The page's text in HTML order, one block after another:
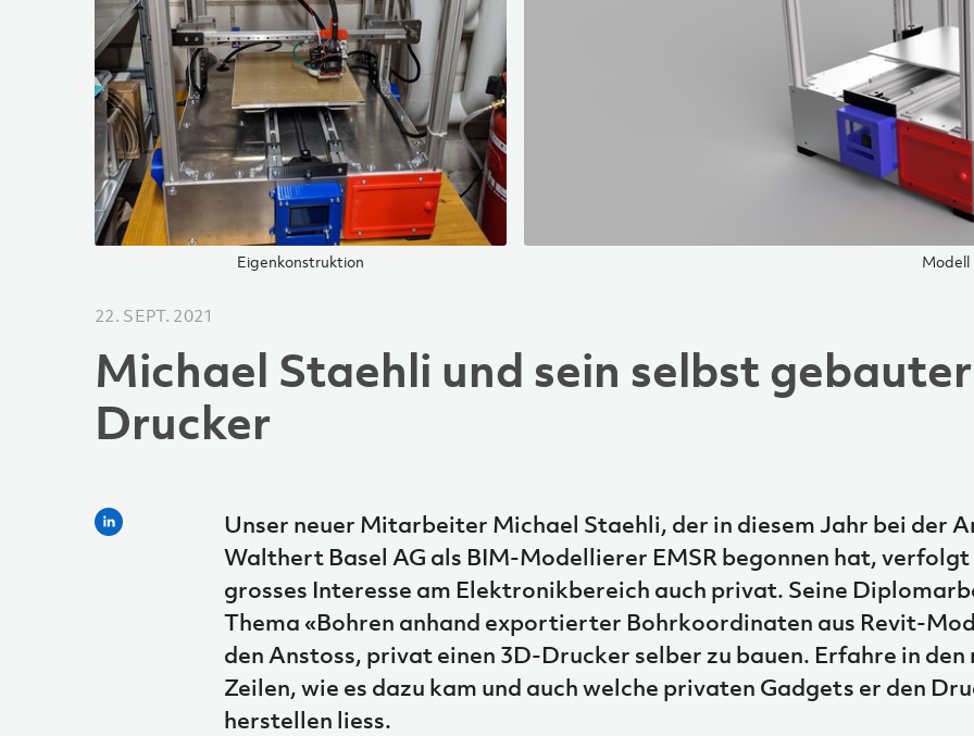
Eigenkonstruktion Modell
22. SEPT. 2021
Michael Staehli und sein selbst
Drucker
Unser neuer Mitarbeiter Michael Staehli, der in diesem Jahr bei der
Walthert Basel AG als BIM-Modellierer EMSR begonnen hat, verfolgt
grosses Interesse am Elektronikbereich auch privat. Seine
Thema «Bohren anhand exportierter Bohrkoordinaten aus Revit-
den Anstoss, privat einen 3D-Drucker selber zu bauen. Erfahre in den
Zeilen, wie es dazu kam und auch welche privaten Gadgets er den
herstellen liess.